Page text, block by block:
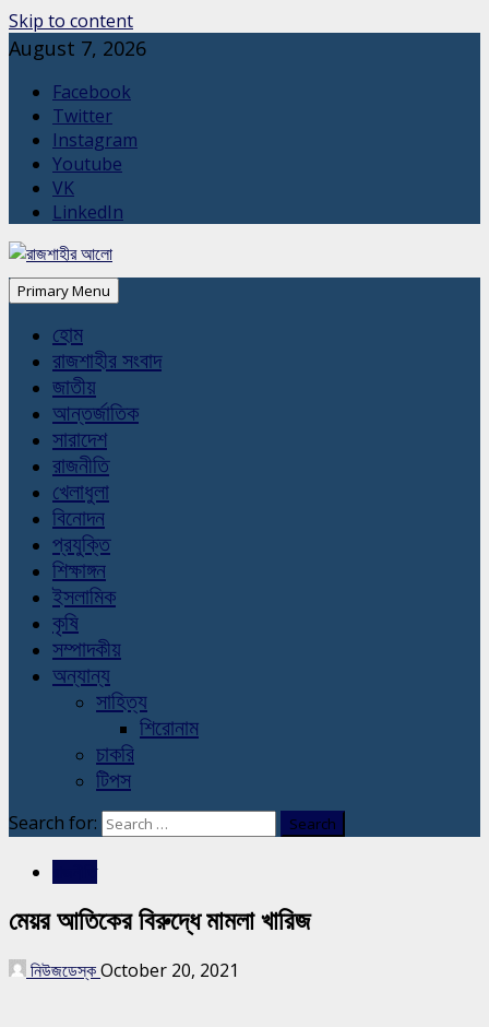
Skip to content
August 7, 2026
Facebook
Twitter
Instagram
Youtube
VK
LinkedIn
Primary Menu
হোম
রাজশাহীর সংবাদ
জাতীয়
আন্তর্জাতিক
সারাদেশ
রাজনীতি
খেলাধুলা
বিনোদন
প্রযুক্তি
শিক্ষাঙ্গন
ইসলামিক
কৃষি
সম্পাদকীয়
অন্যান্য
সাহিত্য
শিরোনাম
চাকরি
টিপস
Search for:
মেয়র আতিকের বিরুদ্ধে মামলা খারিজ
নিউজডেস্কOctober 20, 2021